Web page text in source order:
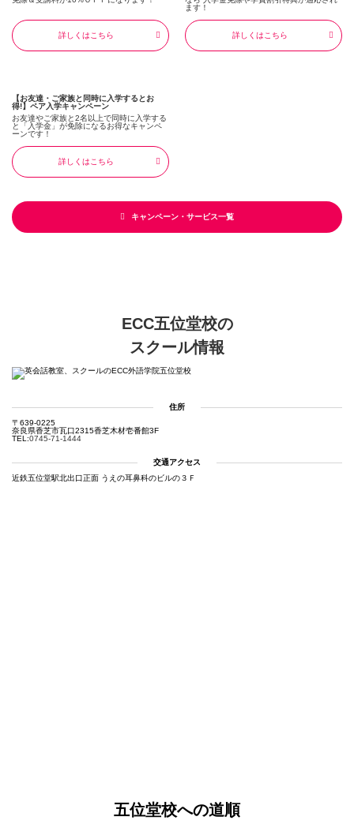
詳しくはこちら
ます！
詳しくはこちら
【お友達・ご家族と同時に入学するとお
得!】ペア入学キャンペーン
お友達やご家族と2名以上で同時に入学する
と「入学金」が免除になるお得なキャンペ
ーンです！
詳しくはこちら
キャンペーン・サービス一覧
ECC五位堂校の
スクール情報
住所
〒639-0225
奈良県香芝市瓦口2315香芝木材壱番館3F
TEL:0745-71-1444
交通アクセス
近鉄五位堂駅北出口正面 うえの耳鼻科のビルの３Ｆ
五位堂校への道順